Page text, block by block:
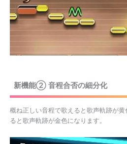
新機能② 音程合否の細分化
概ね正しい音程で歌えると歌声軌跡が
ると歌声軌跡が金色になります。